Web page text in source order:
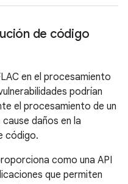
de código
en el procesamiento
podrían
el procesamiento de un
daños en la
código.
como una API
que permiten